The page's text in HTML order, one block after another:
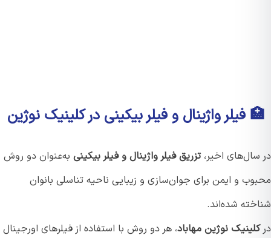
فیلر واژینال و فیلر بیکینی در کلینیک نوژین
اخیر،تزریق فیلر واژینال و فیلر بیکینیبه‌عنوان دو روش
و ایمن برای جوان‌سازی و زیبایی ناحیه تناسلی بانوان
شده‌اند.
نوژین مهاباد، هر دو روش با استفاده از فیلرهای اورجینال